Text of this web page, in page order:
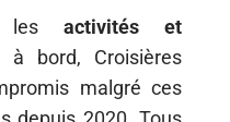
les activités et
à bord, Croisières
malgré ces